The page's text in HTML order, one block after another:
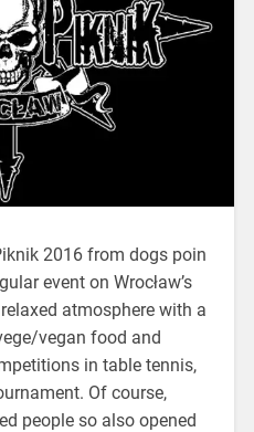
2016 from dogs poin
event on Wrocław’s
atmosphere with a
vegan food and
in table tennis,
Of course,
people so also opened